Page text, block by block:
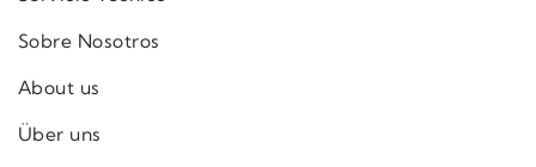
Sobre Nosotros
About us
Über uns